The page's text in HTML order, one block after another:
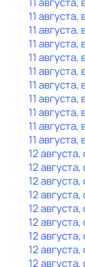
11 августа,
11 августа,
11 августа,
11 августа,
11 августа,
11 августа,
11 августа,
11 августа,
11 августа,
11 августа,
12 августа,
12 августа,
12 августа,
12 августа,
12 августа,
12 августа,
12 августа,
12 августа,
12 августа,